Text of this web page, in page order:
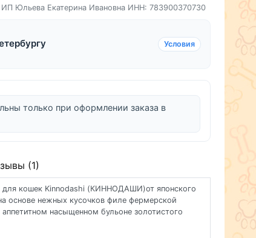
Юльева Екатерина Ивановна ИНН: 783900370730
Условия
только при оформлении заказа в
(1)
кошек Kinnodashi (КИННОДАШИ)от японского
основе нежных кусочков филе фермерской
насыщенном бульоне золотистого